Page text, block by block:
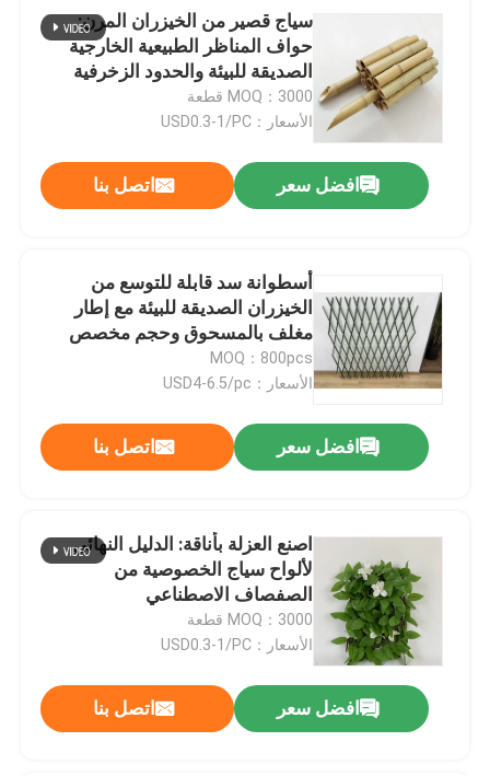
مسكن
سياج قصير من الخيزران المرن:
حواف المناظر الطبيعية الخارجية
الصديقة للبيئة والحدود الزخرفية
MOQ：3000 قطعة
الأسعار：USD0.3-1/PC
افضل سعر اتصل بنا
أسطوانة سد قابلة للتوسع من
الخيزران الصديقة للبيئة مع إطار
مغلف بالمسحوق وحجم مخصص
لخصوصية الهواء الطلق
MOQ：800pcs
الأسعار：USD4-6.5/pc
افضل سعر اتصل بنا
اصنع العزلة بأناقة: الدليل النهائي
لألواح سياج الخصوصية من
الصفصاف الاصطناعي
MOQ：3000 قطعة
الأسعار：USD0.3-1/PC
افضل سعر اتصل بنا